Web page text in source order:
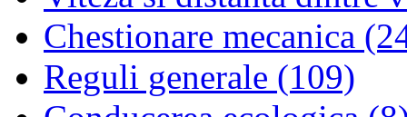
Chestionare mecanica
Reguli generale (109)